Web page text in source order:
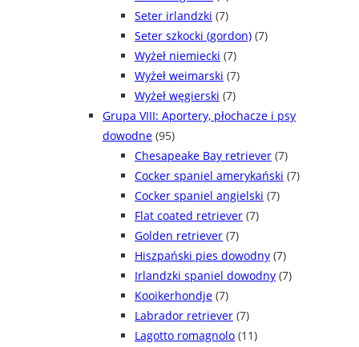
Seter irlandzki (7)
Seter szkocki (gordon) (7)
Wyżeł niemiecki (7)
Wyżeł weimarski (7)
Wyżeł węgierski (7)
Grupa VIII: Aportery, płochacze i psy
dowodne (95)
Chesapeake Bay retriever (7)
Cocker spaniel amerykański (7)
Cocker spaniel angielski (7)
Flat coated retriever (7)
Golden retriever (7)
Hiszpański pies dowodny (7)
Irlandzki spaniel dowodny (7)
Kooikerhondje (7)
Labrador retriever (7)
Lagotto romagnolo (11)